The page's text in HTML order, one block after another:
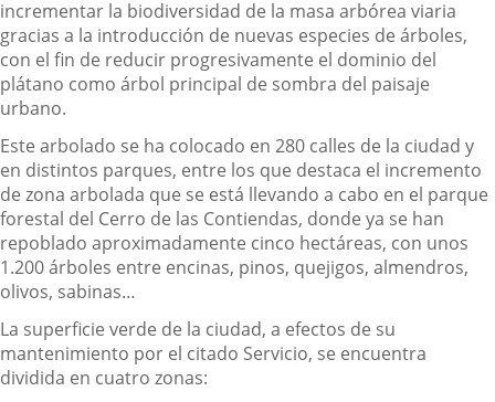
incrementar la biodiversidad de la masa arbórea viaria
gracias a la introducción de nuevas especies de árboles,
con el fin de reducir progresivamente el dominio del
plátano como árbol principal de sombra del paisaje
urbano.
Este arbolado se ha colocado en 280 calles de la ciudad y
en distintos parques, entre los que destaca el incremento
de zona arbolada que se está llevando a cabo en el parque
forestal del Cerro de las Contiendas, donde ya se han
repoblado aproximadamente cinco hectáreas, con unos
1.200 árboles entre encinas, pinos, quejigos, almendros,
olivos, sabinas…
La superficie verde de la ciudad, a efectos de su
mantenimiento por el citado Servicio, se encuentra
dividida en cuatro zonas: